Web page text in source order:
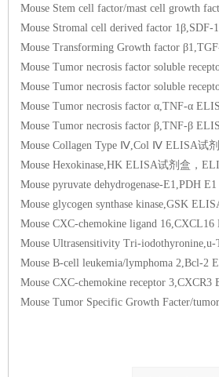
Mouse Stem cell factor/mast cell growth
Mouse Stromal cell derived factor
Mouse Transforming Growth factor
Mouse Tumor necrosis factor soluble
Mouse Tumor necrosis factor soluble
Mouse Tumor necrosis factor α,TNF-α
Mouse Tumor necrosis factor β,TNF-β
Mouse Collagen Type Ⅳ,Col Ⅳ ELISA试
Mouse Hexokinase,HK ELISA试剂盒，
Mouse pyruvate dehydrogenase-
Mouse glycogen synthase kinase,GSK
Mouse CXC-chemokine ligand
Mouse Ultrasensitivity Tri-
Mouse B-cell leukemia/lymphoma 2,Bcl-
Mouse CXC-chemokine receptor
Mouse Tumor Specific Growth Facter/